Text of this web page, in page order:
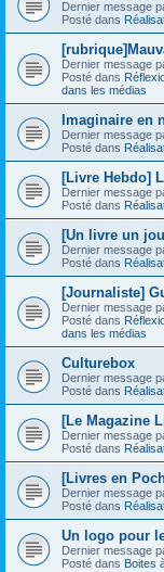
Dernier message
Posté dans
Dernier message
Posté dans
dans les médias
Imaginaire en
Dernier message
Posté dans
[Livre Hebdo]
Dernier message
Posté dans
[Un livre un
Dernier message
Posté dans
[Journaliste]
Dernier message
Posté dans
dans les médias
Culturebox
Dernier message
Posté dans
[Le Magazine
Dernier message
Posté dans
[Livres en
Dernier message
Posté dans
Un logo pour
Dernier message
Posté dans Boites